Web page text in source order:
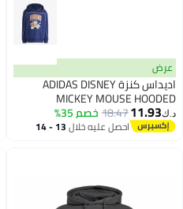
عرض
اديداس كنزة ADIDAS DISNEY
MICKEY MOUSE HOODED
د.ك‏11.93
18.47خصم 35%
احصل عليه خلال 13 - 14